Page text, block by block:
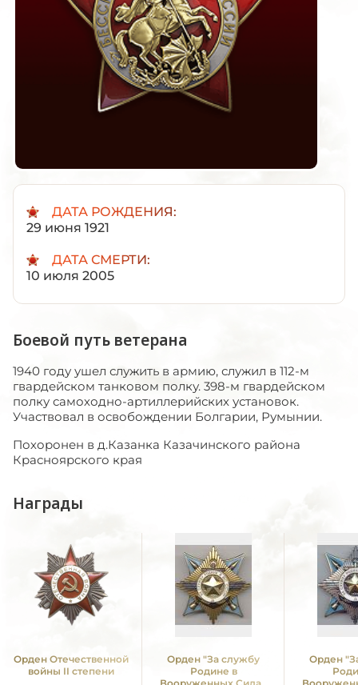
ДАТА РОЖДЕНИЯ:
29 июня 1921
ДАТА СМЕРТИ:
10 июля 2005
Боевой путь ветерана
1940 году ушел служить в армию, служил в 112-м
гвардейском танковом полку. 398-м гвардейском
полку самоходно-артиллерийских установок.
Участвовал в освобождении Болгарии, Румынии.
Похоронен в д.Казанка Казачинского района
Красноярского края
Награды
Орден Отечественной
войны II степени
Орден "За службу
Родине в
Орден